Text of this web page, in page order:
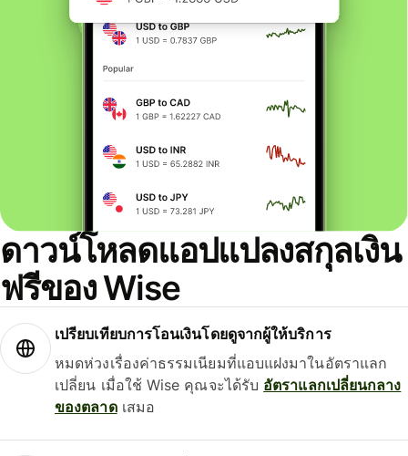
ดาวน์โหลดแอปแปลงสกุลเงิน
ฟรีของ Wise
เปรียบเทียบการโอนเงินโดยดูจากผู้ให้บริการ
หมดห่วงเรื่องค่าธรรมเนียมที่แอบแฝงมาในอัตราแลก
เปลี่ยน เมื่อใช้ Wise คุณจะได้รับ อัตราแลกเปลี่ยนกลาง
ของตลาดเสมอ